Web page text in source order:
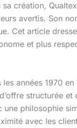
sa création,
avertis. Son
Cet article
et plus
années 1970
structurée
une philosophie
avec les